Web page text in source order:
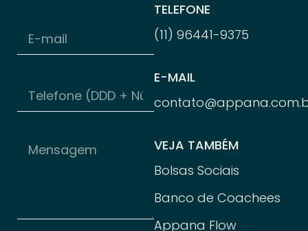
TELEFONE
(11) 96441-9375
E-MAIL
VEJA TAMBÉM
Bolsas Sociais
Banco de Coachees
Appana Flow